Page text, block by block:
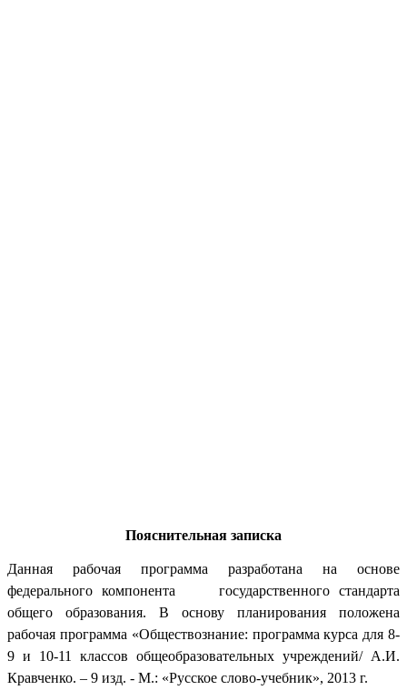
Пояснительная записка
Данная рабочая программа разработана на основе
федерального компонента государственного стандарта
общего образования. В основу планирования положена
рабочая программа «Обществознание: программа курса для 8-
9 и 10-11 классов общеобразовательных учреждений/ А.И.
Кравченко. – 9 изд. - М.: «Русское слово-учебник», 2013 г.